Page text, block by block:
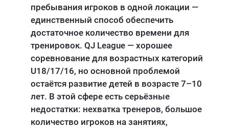
пребывания игроков в одной локации —
единственный способ обеспечить
достаточное количество времени для
тренировок. QJ League — хорошее
соревнование для возрастных категорий
U18/17/16, но основной проблемой
остаётся развитие детей в возрасте 7–10
лет. В этой сфере есть серьёзные
недостатки: нехватка тренеров, большое
количество игроков на занятиях,